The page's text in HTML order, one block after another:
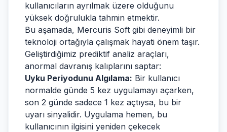
kullanıcıların ayrılmak üzere olduğunu
yüksek doğrulukla tahmin etmektir.
Bu aşamada, Mercuris Soft gibi deneyimli bir
teknoloji ortağıyla çalışmak hayati önem taşır.
Geliştirdiğimiz prediktif analiz araçları,
anormal davranış kalıplarını saptar:
Uyku Periyodunu Algılama: Bir kullanıcı
normalde günde 5 kez uygulamayı açarken,
son 2 günde sadece 1 kez açtıysa, bu bir
uyarı sinyalidir. Uygulama hemen, bu
kullanıcının ilgisini yeniden çekecek